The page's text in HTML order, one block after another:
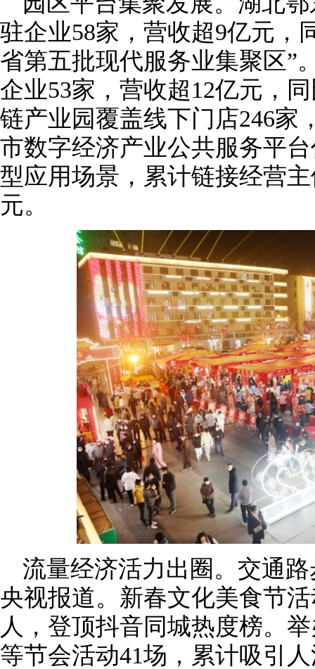
驻企业58家，营收超9亿元，
省第五批现代服务业集聚区”
企业53家，营收超12亿元，
链产业园覆盖线下门店246家
市数字经济产业公共服务平
型应用场景，累计链接经营
元。
流量经济活力出圈。交通
央视报道。新春文化美食节
人，登顶抖音同城热度榜。
等节会活动41场，累计吸引